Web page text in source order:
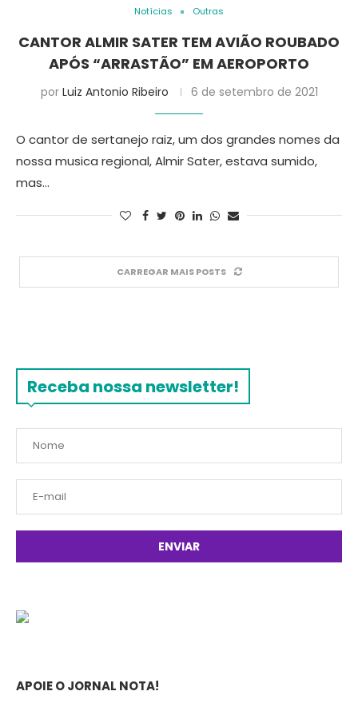
Notícias Outras
CANTOR ALMIR SATER TEM AVIÃO ROUBADO
APÓS “ARRASTÃO” EM AEROPORTO
por Luiz Antonio Ribeiro 6 de setembro de 2021
O cantor de sertanejo raiz, um dos grandes nomes da
nossa musica regional, Almir Sater, estava sumido,
mas…
CARREGAR MAIS POSTS
Receba nossa newsletter!
APOIE O JORNAL NOTA!